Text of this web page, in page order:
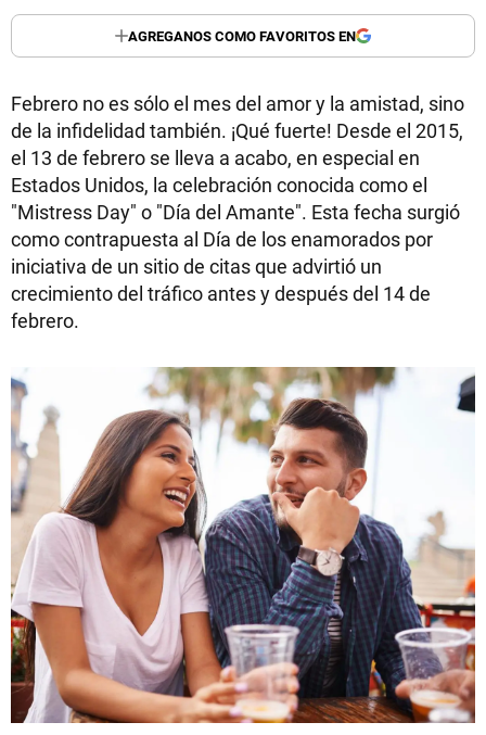
AGREGANOS COMO FAVORITOS EN
Febrero no es sólo el mes del amor y la amistad, sino
de la infidelidad también. ¡Qué fuerte! Desde el 2015,
el 13 de febrero se lleva a acabo, en especial en
Estados Unidos, la celebración conocida como el
"Mistress Day" o "Día del Amante". Esta fecha surgió
como contrapuesta al Día de los enamorados por
iniciativa de un sitio de citas que advirtió un
crecimiento del tráfico antes y después del 14 de
febrero.